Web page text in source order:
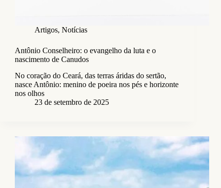
Artigos, Notícias
Antônio Conselheiro: o evangelho da luta e o
nascimento de Canudos
No coração do Ceará, das terras áridas do sertão,
nasce Antônio: menino de poeira nos pés e horizonte
nos olhos
23 de setembro de 2025